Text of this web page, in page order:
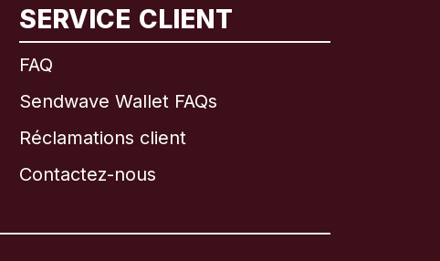
SERVICE CLIENT
FAQ
Sendwave Wallet FAQs
Réclamations client
Contactez-nous